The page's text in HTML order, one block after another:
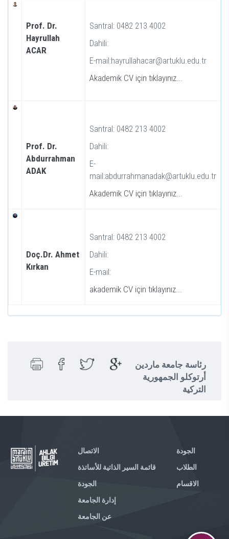
Prof. Dr.
Hayrullah
ACAR
Santral: 0482 213 4002
Dahili:
E-mail:hayrullahacar@artuklu.edu.tr
Akademik CV için tıklayınız...
Prof. Dr.
Abdurrahman
ADAK
Santral: 0482 213 4002
Dahili:
E-
mail:abdurrahmanadak@artuklu.edu.tr
Akademik CV için tıklayınız...
Doç.Dr. Ahmet
Kırkan
Santral: 0482 213 4002
Dahili:
E-mail:
akademik CV için tıklayınız...
رئاسة جامعة ماردين
أرتوكلو الجمهورية
التركية
الاتصال
قائمة السير الذاتية للأساتذة
الجودة
الجودة
الطلاب
الاقسام
إدارة الجامعة
عن الجامعة